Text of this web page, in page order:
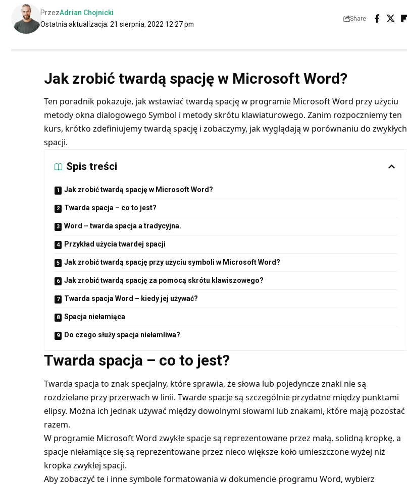
Ostatnia aktualizacja: 21 sierpnia, 2022 12:27 pm
PrzezAdrian Chojnicki
Share
Jak zrobić twardą spację w Microsoft Word?
Ten poradnik pokazuje, jak wstawiać twardą spację w programie Microsoft Word przy użyciu
metody okna dialogowego Symbol i metody skrótu klawiaturowego. Zanim rozpoczniemy ten
kurs, krótko zdefiniujemy twardą spację i zobaczymy, jak wyglądają w porównaniu do zwykłych
spacji.
Spis treści
Jak zrobić twardą spację w Microsoft Word?
Twarda spacja – co to jest?
Word – twarda spacja a tradycyjna.
Przykład użycia twardej spacji
Jak zrobić twardą spację przy użyciu symboli w Microsoft Word?
Jak zrobić twardą spację za pomocą skrótu klawiszowego?
Twarda spacja Word – kiedy jej używać?
Spacja niełamiąca
Do czego służy spacja niełamliwa?
Twarda spacja – co to jest?
Twarda spacja to znak specjalny, które sprawia, że słowa lub pojedyncze znaki nie są
rozdzielane przy przerwach w linii. Twarde spacje są szczególnie przydatne między punktami
elipsy. Można ich jednak używać między dowolnymi słowami lub znakami, które mają pozostać
razem.
W programie Microsoft Word zwykłe spacje są reprezentowane przez małą, solidną kropkę, a
spacje niełamiące się są reprezentowane przez nieco większe koło umieszczone wyżej niż
kropka zwykłej spacji.
Aby zobaczyć te i inne symbole formatowania w dokumencie programu Word, wybierz